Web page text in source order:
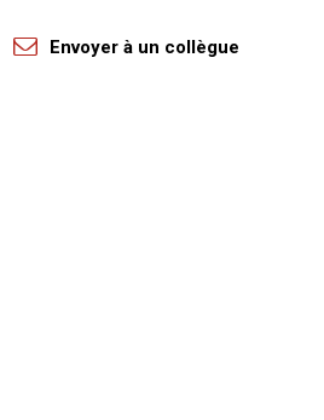
Envoyer à un collègue